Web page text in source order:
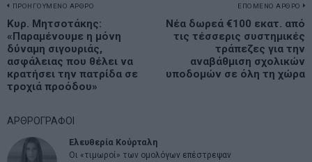
Πλοήγηση
άρθρων
ΠΡΟΗΓΟΥΜΕΝΟ ΑΡΘΡΟ
Previous
post:
Κυρ. Μητσοτάκης:
«Παραμένουμε η μόνη
δύναμη σιγουριάς,
ασφάλειας που θέλει να
κρατήσει την πατρίδα σε
τροχιά προόδου»
ΕΠΟΜΕΝΟ ΑΡΘΡΟ
Νέα δωρεά €100 εκατ. από
τις τέσσερις συστημικές
τράπεζες για την
αναβάθμιση σχολικών
υποδομών σε όλη τη χώρα
ΑΡΘΡΟΓΡΑΦΟΙ
Ελευθερία Κούρταλη
Οι «τιμωροί» των ομολόγων επέστρεψαν